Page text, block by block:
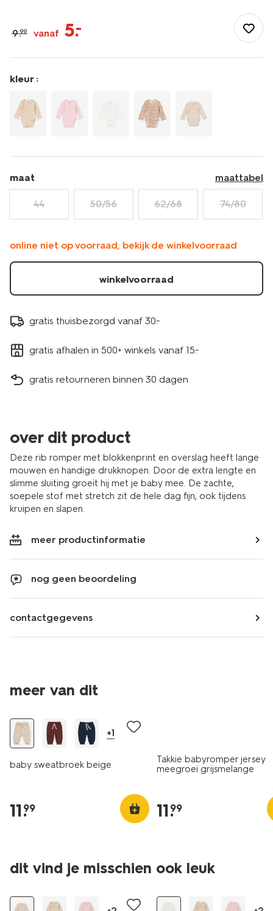
overslagromper-
blokken-
lichtblauw-
33438020LIGHTBLUE.html
9.99 vanaf 5.–
kleur :
maat maattabel
44 50/56 62/68 74/80
online niet op voorraad, bekijk de winkelvoorraad
winkelvoorraad
gratis thuisbezorgd vanaf 30.-
gratis afhalen in 500+ winkels vanaf 15.-
gratis retourneren binnen 30 dagen
over dit product
Deze rib romper met blokkenprint en overslag heeft lange
mouwen en handige drukknopen. Door de extra lengte en
slimme sluiting groeit hij met je baby mee. De zachte,
soepele stof met stretch zit de hele dag fijn, ook tijdens
kruipen en slapen.
meer productinformatie
nog geen beoordeling
contactgegevens
meer van dit
+1
baby sweatbroek beige
11.
99
Takkie babyromper jersey
meegroei grijsmelange
11.
99
dit vind je misschien ook leuk